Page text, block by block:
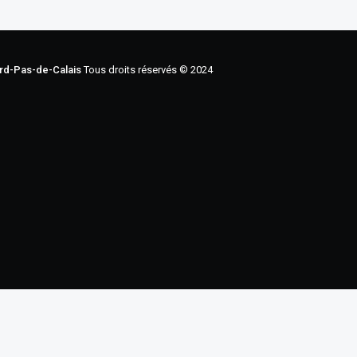
Pas-de-CalaisTous droits réservés © 2024